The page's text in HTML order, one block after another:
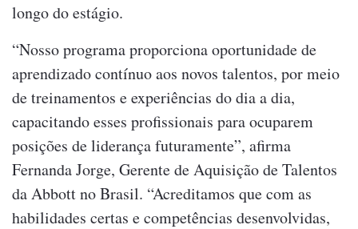
longo do estágio.
“Nosso programa proporciona oportunidade de
aprendizado contínuo aos novos talentos, por meio
de treinamentos e experiências do dia a dia,
capacitando esses profissionais para ocuparem
posições de liderança futuramente”, afirma
Fernanda Jorge, Gerente de Aquisição de Talentos
da Abbott no Brasil. “Acreditamos que com as
habilidades certas e competências desenvolvidas,